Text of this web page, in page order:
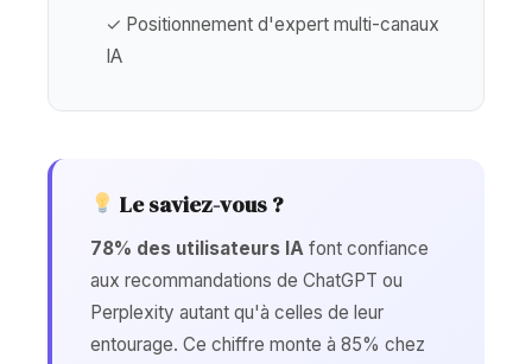
✓ Positionnement d'expert multi-canaux
IA
Le saviez-vous ?
78% des utilisateurs IA font confiance
aux recommandations de ChatGPT ou
Perplexity autant qu'à celles de leur
entourage. Ce chiffre monte à 85% chez